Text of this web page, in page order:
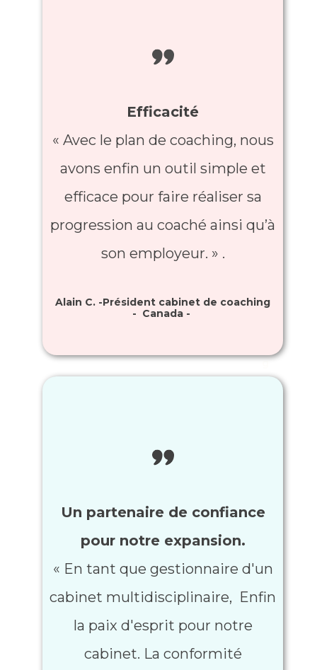
2
0
0
A
m
g
Efficacité
« ​Avec le plan de coaching, nous
avons enfin un outil simple et
efficace pour faire réaliser sa
progression au coaché ainsi qu’à
son employeur. » .
Alain C. -Président cabinet de coaching
- Canada -
Un partenaire de confiance
pour notre expansion.
« ​En tant que gestionnaire d'un
cabinet multidisciplinaire, ​ Enfin
la paix d'esprit pour notre
cabinet. La conformité